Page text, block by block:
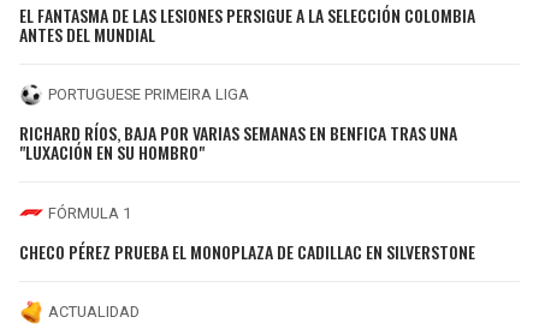
EL FANTASMA DE LAS LESIONES PERSIGUE A LA SELECCIÓN COLOMBIA
ANTES DEL MUNDIAL
PORTUGUESE PRIMEIRA LIGA
RICHARD RÍOS, BAJA POR VARIAS SEMANAS EN BENFICA TRAS UNA
"LUXACIÓN EN SU HOMBRO"
FÓRMULA 1
CHECO PÉREZ PRUEBA EL MONOPLAZA DE CADILLAC EN SILVERSTONE
ACTUALIDAD